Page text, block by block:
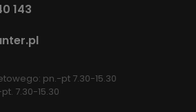
143
pn.-pt 7.30-15.30
7.30-15.30